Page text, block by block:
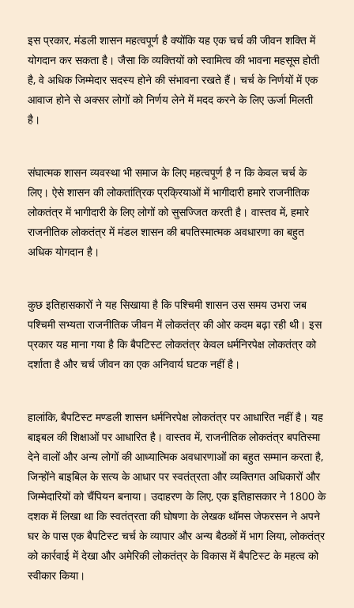
इस प्रकार, मंडली शासन महत्वपूर्ण है क्योंकि यह एक चर्च की जीवन शक्ति में
योगदान कर सकता है। जैसा कि व्यक्तियों को स्वामित्व की भावना महसूस होती
है, वे अधिक जिम्मेदार सदस्य होने की संभावना रखते हैं। चर्च के निर्णयों में एक
आवाज होने से अक्सर लोगों को निर्णय लेने में मदद करने के लिए ऊर्जा मिलती
है।
संघात्मक शासन व्यवस्था भी समाज के लिए महत्वपूर्ण है न कि केवल चर्च के
लिए। ऐसे शासन की लोकतांत्रिक प्रक्रियाओं में भागीदारी हमारे राजनीतिक
लोकतंत्र में भागीदारी के लिए लोगों को सुसज्जित करती है। वास्तव में, हमारे
राजनीतिक लोकतंत्र में मंडल शासन की बपतिस्मात्मक अवधारणा का बहुत
अधिक योगदान है।
कुछ इतिहासकारों ने यह सिखाया है कि पश्चिमी शासन उस समय उभरा जब
पश्चिमी सभ्यता राजनीतिक जीवन में लोकतंत्र की ओर कदम बढ़ा रही थी। इस
प्रकार यह माना गया है कि बैपटिस्ट लोकतंत्र केवल धर्मनिरपेक्ष लोकतंत्र को
दर्शाता है और चर्च जीवन का एक अनिवार्य घटक नहीं है।
हालांकि, बैपटिस्ट मण्डली शासन धर्मनिरपेक्ष लोकतंत्र पर आधारित नहीं है। यह
बाइबल की शिक्षाओं पर आधारित है। वास्तव में, राजनीतिक लोकतंत्र बपतिस्मा
देने वालों और अन्य लोगों की आध्यात्मिक अवधारणाओं का बहुत सम्मान करता है,
जिन्होंने बाइबिल के सत्य के आधार पर स्वतंत्रता और व्यक्तिगत अधिकारों और
जिम्मेदारियों को चैंपियन बनाया। उदाहरण के लिए, एक इतिहासकार ने 1800 के
दशक में लिखा था कि स्वतंत्रता की घोषणा के लेखक थॉमस जेफरसन ने अपने
घर के पास एक बैपटिस्ट चर्च के व्यापार और अन्य बैठकों में भाग लिया, लोकतंत्र
को कार्रवाई में देखा और अमेरिकी लोकतंत्र के विकास में बैपटिस्ट के महत्व को
स्वीकार किया।